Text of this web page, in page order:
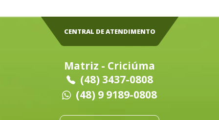
CENTRAL DE ATENDIMENTO
Matriz - Criciúma
(48) 3437-0808
(48) 9 9189-0808